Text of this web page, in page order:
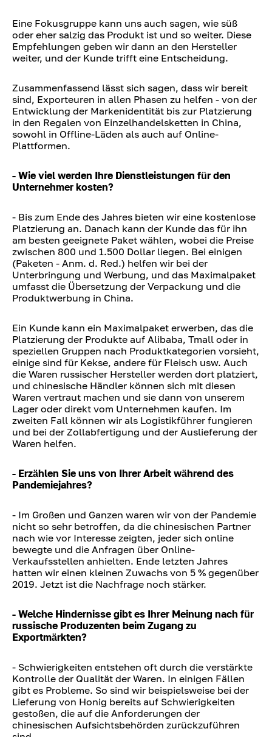
Eine Fokusgruppe kann uns auch sagen, wie süß
oder eher salzig das Produkt ist und so weiter. Diese
Empfehlungen geben wir dann an den Hersteller
weiter, und der Kunde trifft eine Entscheidung.
Zusammenfassend lässt sich sagen, dass wir bereit
sind, Exporteuren in allen Phasen zu helfen - von der
Entwicklung der Markenidentität bis zur Platzierung
in den Regalen von Einzelhandelsketten in China,
sowohl in Offline-Läden als auch auf Online-
Plattformen.
- Wie viel werden Ihre Dienstleistungen für den
Unternehmer kosten?
- Bis zum Ende des Jahres bieten wir eine kostenlose
Platzierung an. Danach kann der Kunde das für ihn
am besten geeignete Paket wählen, wobei die Preise
zwischen 800 und 1.500 Dollar liegen. Bei einigen
(Paketen - Anm. d. Red.) helfen wir bei der
Unterbringung und Werbung, und das Maximalpaket
umfasst die Übersetzung der Verpackung und die
Produktwerbung in China.
Ein Kunde kann ein Maximalpaket erwerben, das die
Platzierung der Produkte auf Alibaba, Tmall oder in
speziellen Gruppen nach Produktkategorien vorsieht,
einige sind für Kekse, andere für Fleisch usw. Auch
die Waren russischer Hersteller werden dort platziert,
und chinesische Händler können sich mit diesen
Waren vertraut machen und sie dann von unserem
Lager oder direkt vom Unternehmen kaufen. Im
zweiten Fall können wir als Logistikführer fungieren
und bei der Zollabfertigung und der Auslieferung der
Waren helfen.
- Erzählen Sie uns von Ihrer Arbeit während des
Pandemiejahres?
- Im Großen und Ganzen waren wir von der Pandemie
nicht so sehr betroffen, da die chinesischen Partner
nach wie vor Interesse zeigten, jeder sich online
bewegte und die Anfragen über Online-
Verkaufsstellen anhielten. Ende letzten Jahres
hatten wir einen kleinen Zuwachs von 5 % gegenüber
2019. Jetzt ist die Nachfrage noch stärker.
- Welche Hindernisse gibt es Ihrer Meinung nach für
russische Produzenten beim Zugang zu
Exportmärkten?
- Schwierigkeiten entstehen oft durch die verstärkte
Kontrolle der Qualität der Waren. In einigen Fällen
gibt es Probleme. So sind wir beispielsweise bei der
Lieferung von Honig bereits auf Schwierigkeiten
gestoßen, die auf die Anforderungen der
chinesischen Aufsichtsbehörden zurückzuführen